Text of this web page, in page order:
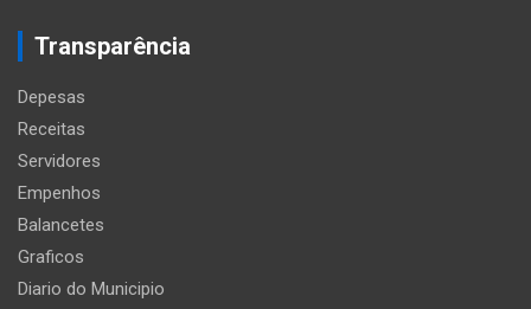
Transparência
Depesas
Receitas
Servidores
Empenhos
Balancetes
Graficos
Diario do Municipio